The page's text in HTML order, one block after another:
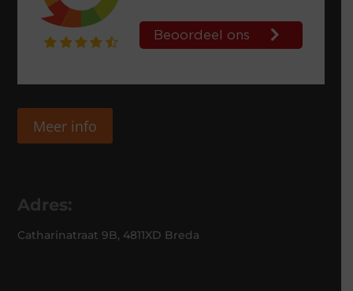
Meer info
Adres:
Catharinatraat 9B, 4811XD Breda